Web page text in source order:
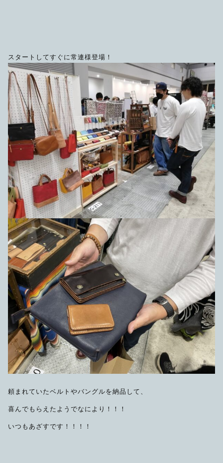
スタートしてすぐに常連様登場！
頼まれていたベルトやバングルを納品して、
喜んでもらえたようでなにより！！！
いつもあざすです！！！！